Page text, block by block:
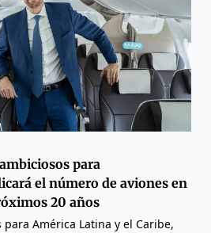
para
el número de aviones en
20 años
América Latina y el Caribe,